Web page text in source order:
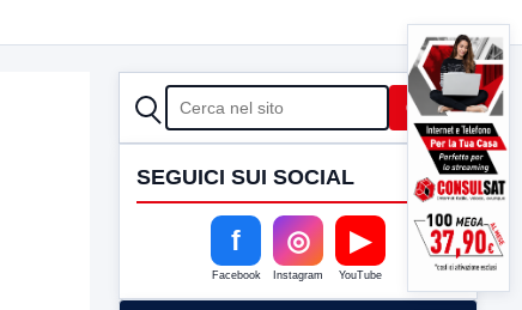
CERCA Cerca
SEGUICI SUI SOCIAL
f
Facebook
◎
Instagram
▶
YouTube